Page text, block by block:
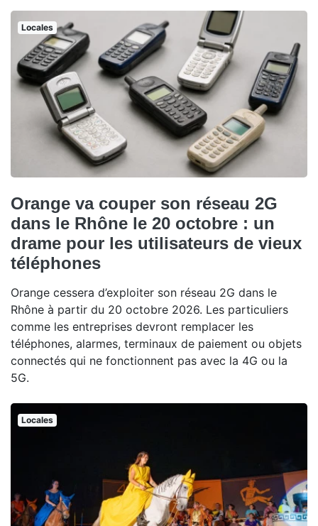
Locales
Orange va couper son réseau 2G
dans le Rhône le 20 octobre : un
drame pour les utilisateurs de vieux
téléphones
Orange cessera d’exploiter son réseau 2G dans le
Rhône à partir du 20 octobre 2026. Les particuliers
comme les entreprises devront remplacer les
téléphones, alarmes, terminaux de paiement ou objets
connectés qui ne fonctionnent pas avec la 4G ou la
5G.
Locales